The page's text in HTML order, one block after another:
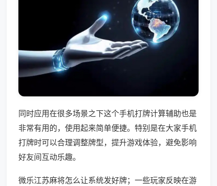
同时应用在很多场景之下这个手机打牌计算辅助也是
非常有用的，使用起来简单便捷。特别是在大家手机
打牌时可以合理调整牌型，提升游戏体验，避免影响
好友间互动乐趣。
微乐江苏麻将怎么让系统发好牌；一些玩家反映在游